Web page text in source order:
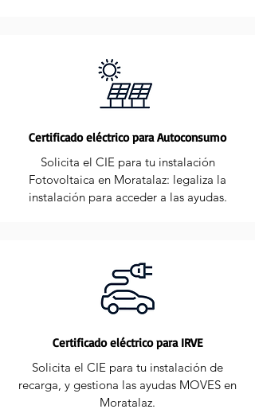
Certificado eléctrico para Autoconsumo
Solicita el CIE para tu instalación
Fotovoltaica en Moratalaz: legaliza la
instalación para acceder a las ayudas.
Certificado eléctrico para IRVE
Solicita el CIE para tu instalación de
recarga, y gestiona las ayudas MOVES en
Moratalaz.